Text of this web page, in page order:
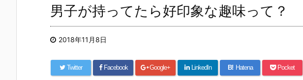
男子が持ってたら好印象な趣味って？
2018年11月8日
Twitter Facebook Google+ LinkedIn B! Hatena Pocket